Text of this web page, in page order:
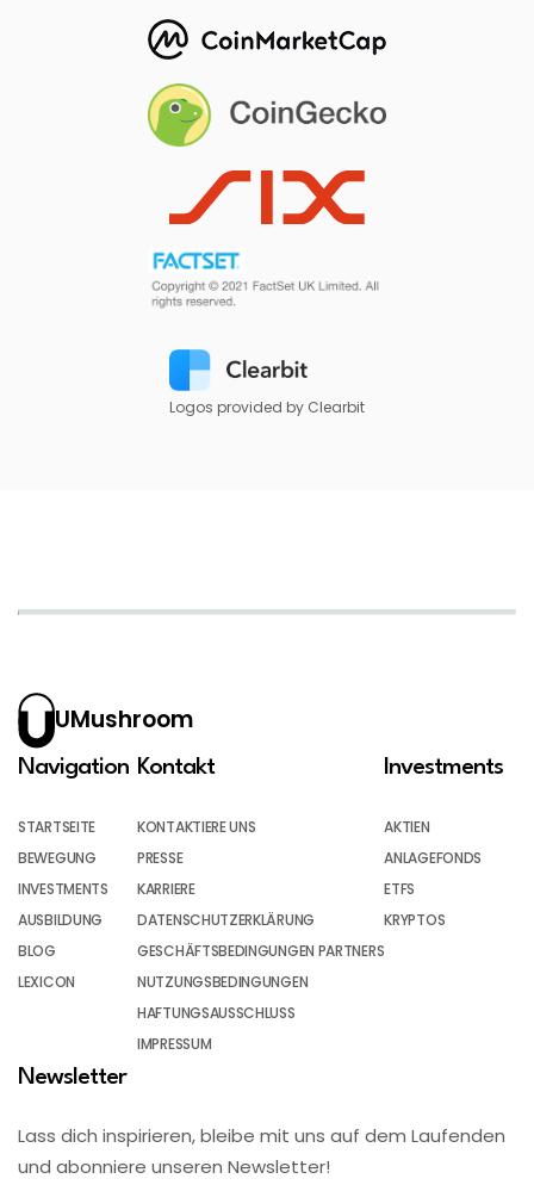
Logos provided by Clearbit
UMushroom
Navigation
STARTSEITE
BEWEGUNG
INVESTMENTS
AUSBILDUNG
BLOG
LEXICON
Kontakt
KONTAKTIERE UNS
PRESSE
KARRIERE
DATENSCHUTZERKLÄRUNG
GESCHÄFTSBEDINGUNGEN PARTNERS
NUTZUNGSBEDINGUNGEN
HAFTUNGSAUSSCHLUSS
IMPRESSUM
Investments
AKTIEN
ANLAGEFONDS
ETFS
KRYPTOS
Newsletter
Lass dich inspirieren, bleibe mit uns auf dem Laufenden
und abonniere unseren Newsletter!